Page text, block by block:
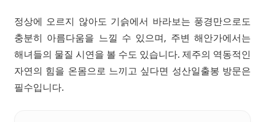
정상에 오르지 않아도 기슭에서 바라보는 풍경만으로도
충분히 아름다움을 느낄 수 있으며, 주변 해안가에서는
해녀들의 물질 시연을 볼 수도 있습니다. 제주의 역동적인
자연의 힘을 온몸으로 느끼고 싶다면 성산일출봉 방문은
필수입니다.